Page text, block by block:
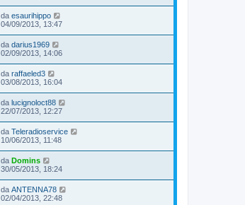
da esaurihippo
04/09/2013, 13:47
da darius1969
02/09/2013, 14:06
da raffaeled3
03/08/2013, 16:04
da lucignoloct88
22/07/2013, 12:27
da Teleradioservice
10/06/2013, 11:48
da Domins
30/05/2013, 18:24
da ANTENNA78
02/04/2013, 22:48